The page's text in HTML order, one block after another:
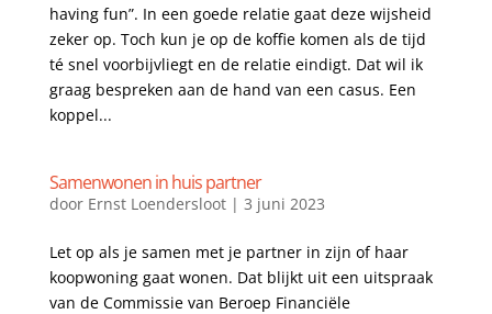
having fun”. In een goede relatie gaat deze wijsheid
zeker op. Toch kun je op de koffie komen als de tijd
té snel voorbijvliegt en de relatie eindigt. Dat wil ik
graag bespreken aan de hand van een casus. Een
koppel...
Samenwonen in huis partner
door Ernst Loendersloot| 3 juni 2023
Let op als je samen met je partner in zijn of haar
koopwoning gaat wonen. Dat blijkt uit een uitspraak
van de Commissie van Beroep Financiële